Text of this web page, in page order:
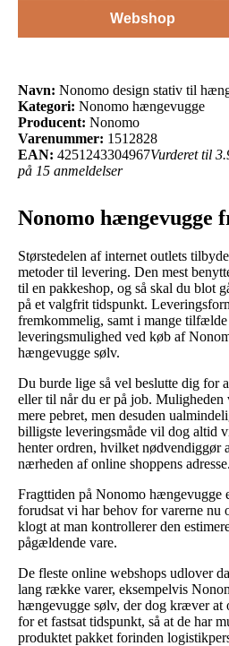
Webshop
Navn: Nonomo design stativ til
Kategori: Nonomo hængevugge
Producent: Nonomo
Varenummer: 1512828
EAN: 4251243304967Vurderet til
på 15 anmeldelser
Nonomo hængevugge
Størstedelen af internet outlets
metoder til levering. Den mest
til en pakkeshop, og så skal du blot
på et valgfrit tidspunkt.
fremkommelig, samt i mange
leveringsmulighed ved køb af
hængevugge sølv.
Du burde lige så vel beslutte dig for
eller til når du er på job. Muligheden
mere pebret, men desuden
billigste leveringsmåde vil dog altid
henter ordren, hvilket nødvendiggør
nærheden af online shoppens adresse.
Fragttiden på Nonomo
forudsat vi har behov for varerne nu
klogt at man kontrollerer den
pågældende vare.
De fleste online webshops udlover
lang række varer, eksempelvis
hængevugge sølv, der dog kræver at
for et fastsat tidspunkt, så at de har
produktet pakket forinden